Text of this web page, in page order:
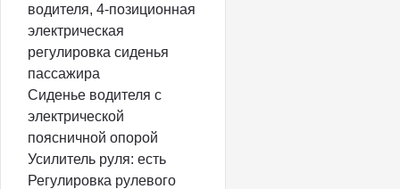
водителя, 4-позиционная
электрическая
регулировка сиденья
пассажира
Сиденье водителя с
электрической
поясничной опорой
Усилитель руля: есть
Регулировка рулевого